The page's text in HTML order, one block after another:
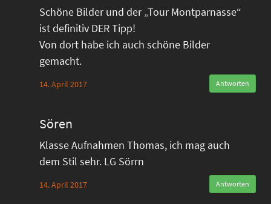
Schöne Bilder und der „Tour Montparnasse“
ist definitiv DER Tipp!
Von dort habe ich auch schöne Bilder
gemacht.
14. April 2017 Antworten
Sören
Klasse Aufnahmen Thomas, ich mag auch
dem Stil sehr. LG Sörrn
14. April 2017 Antworten